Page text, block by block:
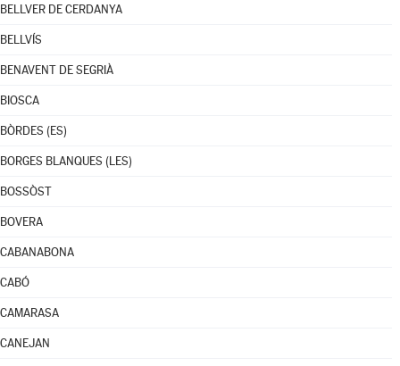
BELLVER DE CERDANYA
BELLVÍS
BENAVENT DE SEGRIÀ
BIOSCA
BÒRDES (ES)
BORGES BLANQUES (LES)
BOSSÒST
BOVERA
CABANABONA
CABÓ
CAMARASA
CANEJAN